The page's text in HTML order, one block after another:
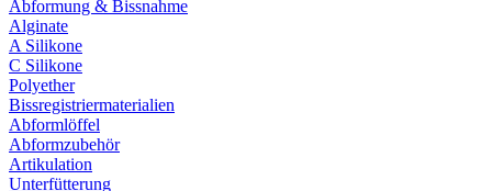
Abformung & Bissnahme
Alginate
A Silikone
C Silikone
Polyether
Bissregistriermaterialien
Abformlöffel
Abformzubehör
Artikulation
Unterfütterung